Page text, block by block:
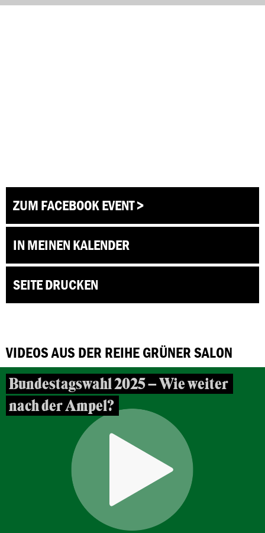
ZUM FACEBOOK EVENT >
IN MEINEN KALENDER
SEITE DRUCKEN
VIDEOS AUS DER REIHE GRÜNER SALON
Bundestagswahl 2025 – Wie weiter
nach der Ampel?